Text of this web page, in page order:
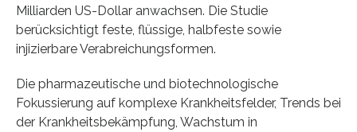
Milliarden US-Dollar anwachsen. Die Studie
berücksichtigt feste, flüssige, halbfeste sowie
injizierbare Verabreichungsformen.
Die pharmazeutische und biotechnologische
Fokussierung auf komplexe Krankheitsfelder, Trends bei
der Krankheitsbekämpfung, Wachstum in